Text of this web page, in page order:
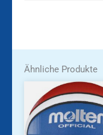
Ähnliche Produkte